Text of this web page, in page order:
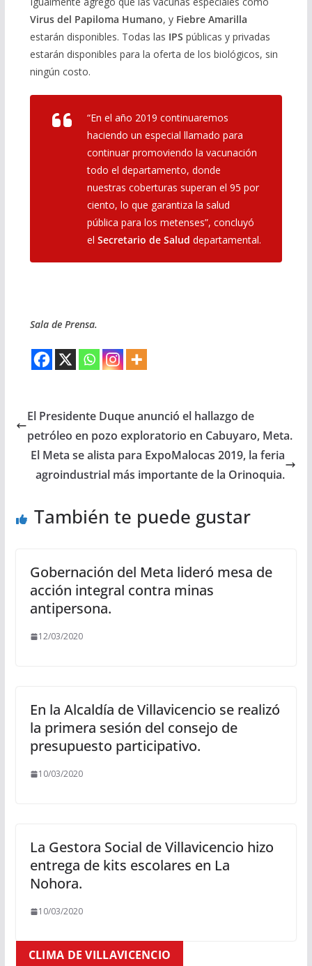
Virus del Papiloma Humano, y Fiebre Amarilla
estarán disponibles. Todas las IPS públicas y privadas
estarán disponibles para la oferta de los biológicos, sin
ningún costo.
“En el año 2019 continuaremos
haciendo un especial llamado para
continuar promoviendo la vacunación
todo el departamento, donde
nuestras coberturas superan el 95 por
ciento, lo que garantiza la salud
pública para los metenses”, concluyó
el Secretario de Salud departamental.
Sala de Prensa.
El Presidente Duque anunció el hallazgo de
petróleo en pozo exploratorio en Cabuyaro, Meta.
El Meta se alista para ExpoMalocas 2019, la feria
agroindustrial más importante de la Orinoquia.
También te puede gustar
Gobernación del Meta lideró mesa de
acción integral contra minas
antipersona.
12/03/2020
En la Alcaldía de Villavicencio se realizó
la primera sesión del consejo de
presupuesto participativo.
10/03/2020
La Gestora Social de Villavicencio hizo
entrega de kits escolares en La
Nohora.
10/03/2020
CLIMA DE VILLAVICENCIO